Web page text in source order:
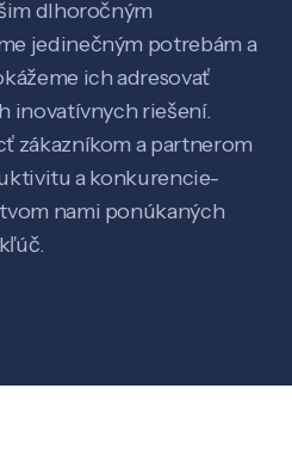
výskum
how
dlhoročným
jedinečným potrebám a
ich adresovať
inovatívnych riešení.
zákazníkom a partnerom
a konkurencie-
nami ponúkaných